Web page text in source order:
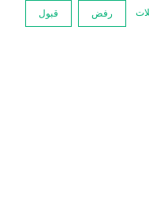
قبول رفض قبول رفض